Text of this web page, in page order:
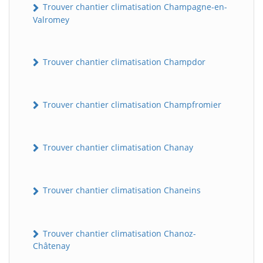
Trouver chantier climatisation Champagne-en-
Valromey
Trouver chantier climatisation Champdor
Trouver chantier climatisation Champfromier
Trouver chantier climatisation Chanay
Trouver chantier climatisation Chaneins
Trouver chantier climatisation Chanoz-
Châtenay